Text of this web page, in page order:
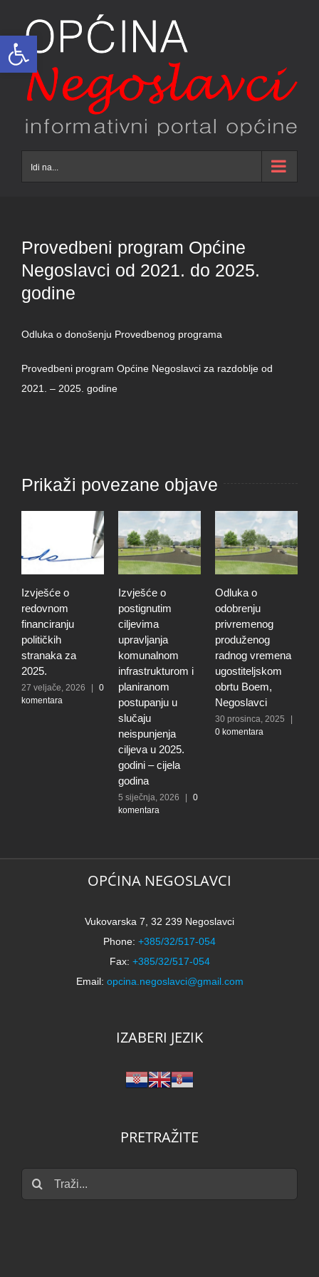
Open toolbar
content
Idi na...
Provedbeni program Općine
Negoslavci od 2021. do 2025.
godine
Odluka o donošenju Provedbenog programa
Provedbeni program Općine Negoslavci za razdoblje od
2021. – 2025. godine
Prikaži povezane objave
Izvješće o
redovnom
financiranju
političkih
stranaka za
2025.
27 veljače, 2026
0
komentara
Izvješće o
postignutim
ciljevima
upravljanja
komunalnom
infrastrukturom i
planiranom
postupanju u
slučaju
neispunjenja
ciljeva u 2025.
godini – cijela
godina
5 siječnja, 2026
0
komentara
Odluka o
odobrenju
privremenog
produženog
radnog vremena
ugostiteljskom
obrtu Boem,
Negoslavci
30 prosinca, 2025
0 komentara
OPĆINA NEGOSLAVCI
Vukovarska 7, 32 239 Negoslavci
Phone: +385/32/517-054
Fax: +385/32/517-054
Email: opcina.negoslavci@gmail.com
IZABERI JEZIK
PRETRAŽITE
Traži...